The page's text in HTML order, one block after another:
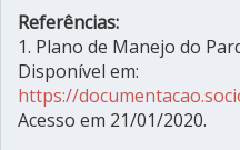
Referências:
1. Plano de Manejo do
Disponível em:
https://
Acesso em 21/01/2020.